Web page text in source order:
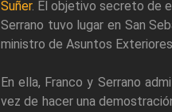
Suñer. El objetivo secreto de
Serrano tuvo lugar en San
ministro de Asuntos
En ella, Franco y Serrano
vez de hacer una